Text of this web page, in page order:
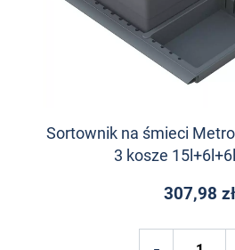
Sortownik na śmieci
3 kosze
307,98 zł